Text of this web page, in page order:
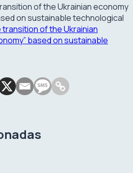
of the Ukrainian economy
on sustainable technological
of the Ukrainian
based on sustainable